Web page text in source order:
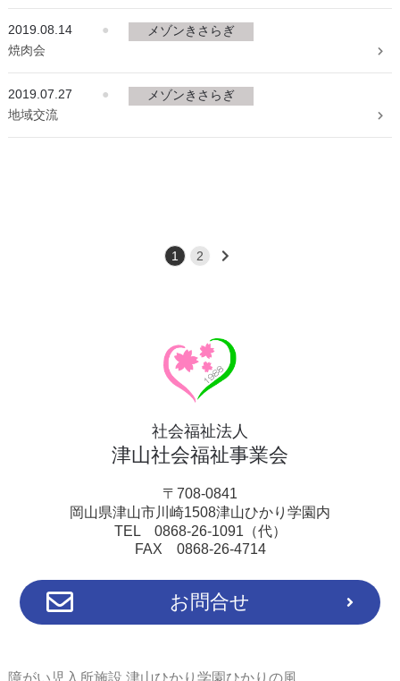
2019.08.14 ●
メゾンきさらぎ
焼肉会
2019.07.27 ●
メゾンきさらぎ
地域交流
1 2
社会福祉法人
津山社会福祉事業会
〒708-0841
岡山県津山市川崎1508津山ひかり学園内
TEL 0868-26-1091（代）
FAX 0868-26-4714
お問合せ